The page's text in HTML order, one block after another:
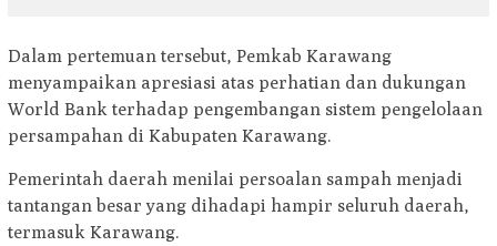
Dalam pertemuan tersebut, Pemkab Karawang
menyampaikan apresiasi atas perhatian dan dukungan
World Bank terhadap pengembangan sistem pengelolaan
persampahan di Kabupaten Karawang.
Pemerintah daerah menilai persoalan sampah menjadi
tantangan besar yang dihadapi hampir seluruh daerah,
termasuk Karawang.